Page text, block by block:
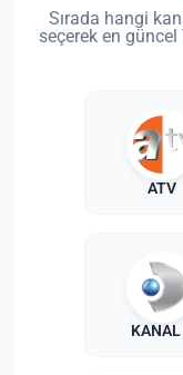
Sırada hangi
seçerek en
ATV
KANAL